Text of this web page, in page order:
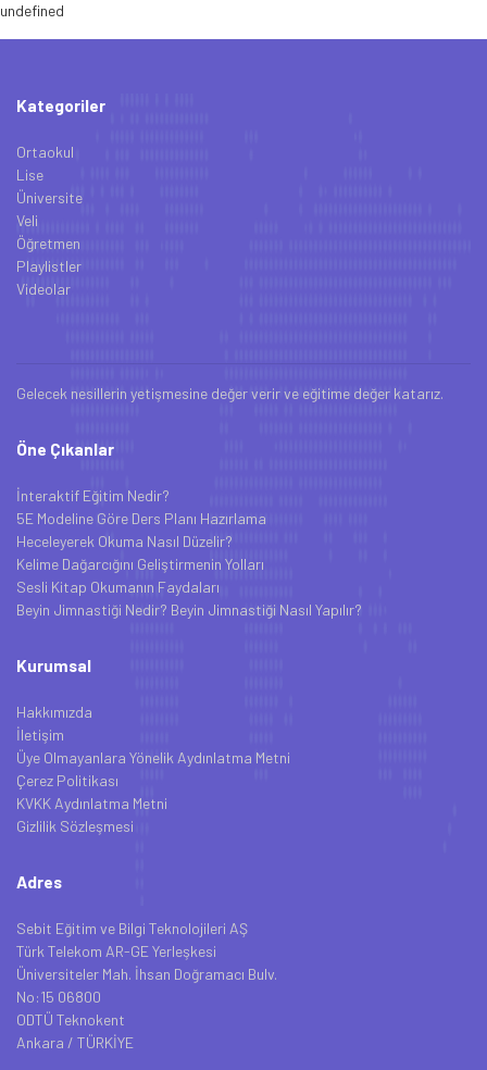
undefined
Kategoriler
Ortaokul
Lise
Üniversite
Veli
Öğretmen
Playlistler
Videolar
Gelecek nesillerin yetişmesine değer verir ve eğitime değer katarız.
Öne Çıkanlar
İnteraktif Eğitim Nedir?
5E Modeline Göre Ders Planı Hazırlama
Heceleyerek Okuma Nasıl Düzelir?
Kelime Dağarcığını Geliştirmenin Yolları
Sesli Kitap Okumanın Faydaları
Beyin Jimnastiği Nedir? Beyin Jimnastiği Nasıl Yapılır?
Kurumsal
Hakkımızda
İletişim
Üye Olmayanlara Yönelik Aydınlatma Metni
Çerez Politikası
KVKK Aydınlatma Metni
Gizlilik Sözleşmesi
Adres
Sebit Eğitim ve Bilgi Teknolojileri AŞ
Türk Telekom AR-GE Yerleşkesi
Üniversiteler Mah. İhsan Doğramacı Bulv.
No:15 06800
ODTÜ Teknokent
Ankara / TÜRKİYE